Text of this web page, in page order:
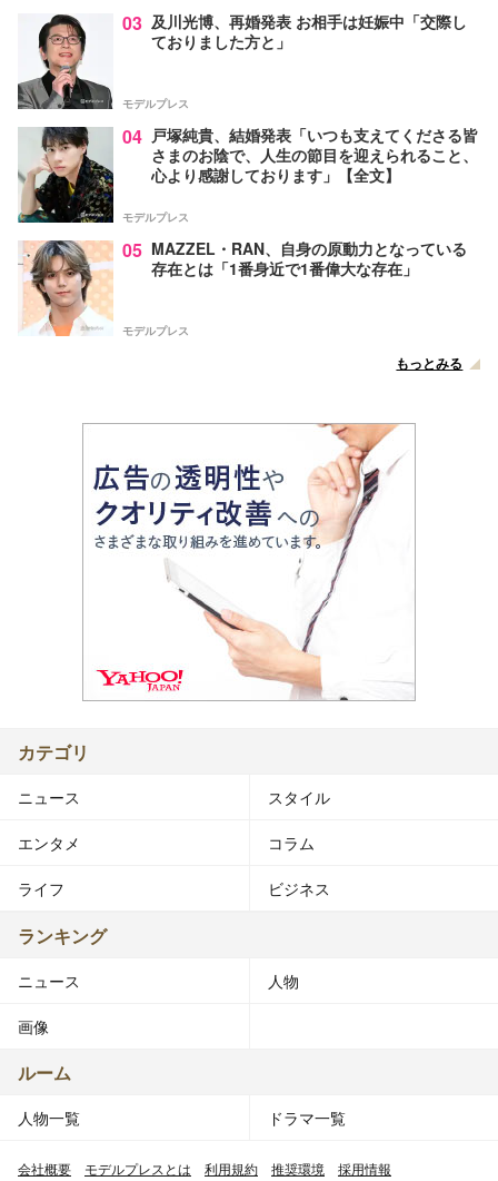
03 及川光博、再婚発表 お相手は妊娠中「交際し
ておりました方と」
モデルプレス
04 戸塚純貴、結婚発表「いつも支えてくださる皆
さまのお陰で、人生の節目を迎えられること、
心より感謝しております」【全文】
モデルプレス
05 MAZZEL・RAN、自身の原動力となっている
存在とは「1番身近で1番偉大な存在」
モデルプレス
もっとみる
カテゴリ
ニュース スタイル
エンタメ コラム
ライフ ビジネス
ランキング
ニュース 人物
画像
ルーム
人物一覧 ドラマ一覧
会社概要 モデルプレスとは 利用規約 推奨環境 採用情報